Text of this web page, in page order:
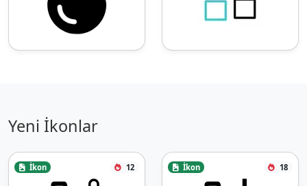
Yeni İkonlar
İkon 12 İkon 18